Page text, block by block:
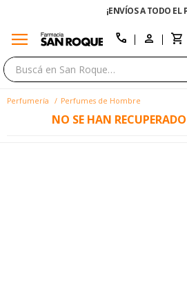
¡ENVÍOS A TODO EL
menu call
Perfumería Perfumes de Hombre
NO SE HAN
close